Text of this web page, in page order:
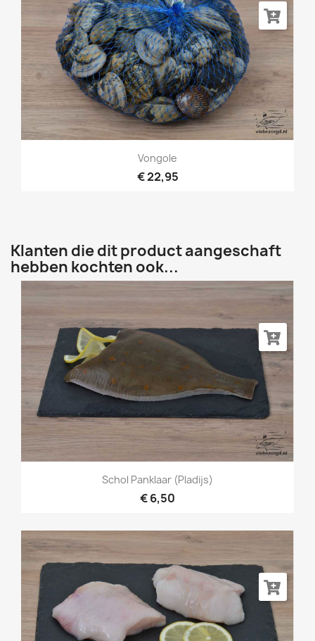
Vongole
€ 22,95
Klanten die dit product aangeschaft
hebben kochten ook...
Schol Panklaar (Pladijs)
€ 6,50